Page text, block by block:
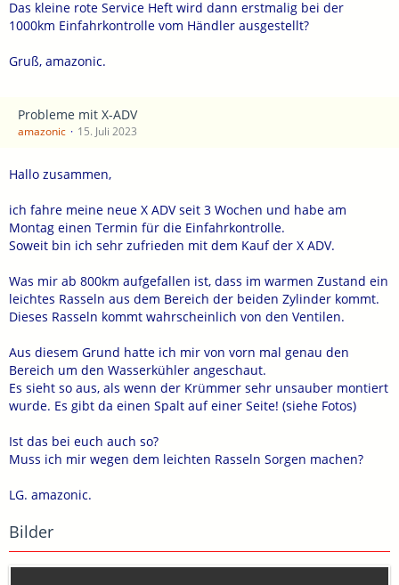
Das kleine rote Service Heft wird dann erstmalig bei der
1000km Einfahrkontrolle vom Händler ausgestellt?
Gruß, amazonic.
Probleme mit X-ADV
amazonic 15. Juli 2023
Hallo zusammen,
ich fahre meine neue X ADV seit 3 Wochen und habe am
Montag einen Termin für die Einfahrkontrolle.
Soweit bin ich sehr zufrieden mit dem Kauf der X ADV.
Was mir ab 800km aufgefallen ist, dass im warmen Zustand ein
leichtes Rasseln aus dem Bereich der beiden Zylinder kommt.
Dieses Rasseln kommt wahrscheinlich von den Ventilen.
Aus diesem Grund hatte ich mir von vorn mal genau den
Bereich um den Wasserkühler angeschaut.
Es sieht so aus, als wenn der Krümmer sehr unsauber montiert
wurde. Es gibt da einen Spalt auf einer Seite! (siehe Fotos)
Ist das bei euch auch so?
Muss ich mir wegen dem leichten Rasseln Sorgen machen?
LG. amazonic.
Bilder